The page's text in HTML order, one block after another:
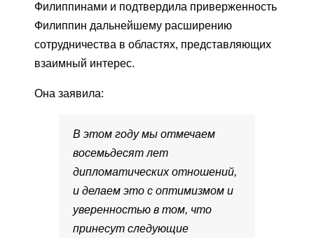
Филиппинами и подтвердила приверженность
Филиппин дальнейшему расширению
сотрудничества в областях, представляющих
взаимный интерес.
Она заявила:
В этом году мы отмечаем
восемьдесят лет
дипломатических отношений,
и делаем это с оптимизмом и
уверенностью в том, что
принесут следующие